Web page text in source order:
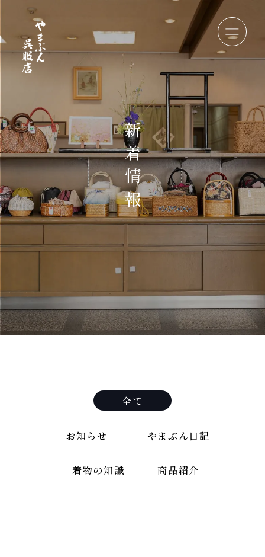
新
着
情
報
全て
お知らせ やまぶん日記
着物の知識 商品紹介